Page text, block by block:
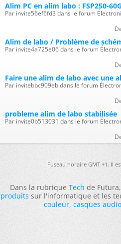
Alim PC en alim labo : FSP250-
Par invite56ef6fd3 dans le forum
Alim de labo / Problème de
Par invite4a725e06 dans le forum
Faire une alim de labo avec une
Par invitebbc909eb dans le forum
probleme alim de labo stabilisée
Par invite0b513031 dans le forum
Fuseau horaire GMT +1. Il
Dans la rubriqueTechde
produitssur l'informatique et les
couleur,casques audio